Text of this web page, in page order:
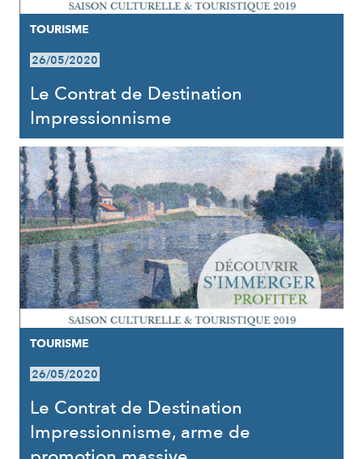
TOURISME
26/05/2020
Le Contrat de Destination
Impressionnisme
TOURISME
26/05/2020
Le Contrat de Destination
Impressionnisme, arme de